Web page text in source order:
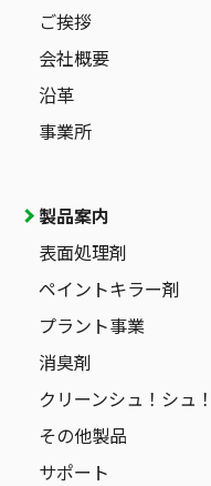
ご挨拶
会社概要
沿革
事業所
製品案内
表面処理剤
ペイントキラー剤
プラント事業
消臭剤
クリーンシュ！シュ！
その他製品
サポート